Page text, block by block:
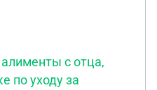
с отца,
по уходу за